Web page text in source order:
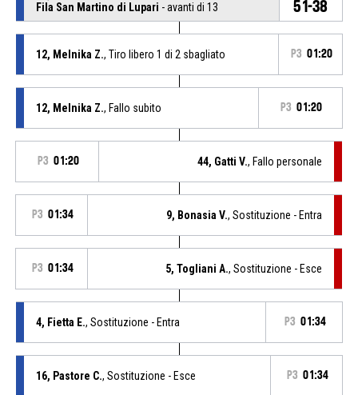
Fila San Martino di Lupari - avanti di 13 51-38
12, Melnika Z., Tiro libero 1 di 2 sbagliato P3 01:20
12, Melnika Z., Fallo subito P3 01:20
P3 01:20 44, Gatti V., Fallo personale
P3 01:34 9, Bonasia V., Sostituzione - Entra
P3 01:34 5, Togliani A., Sostituzione - Esce
4, Fietta E., Sostituzione - Entra P3 01:34
16, Pastore C., Sostituzione - Esce P3 01:34